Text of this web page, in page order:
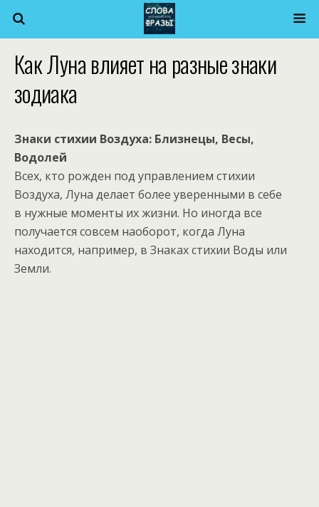
Как Луна влияет на разные знаки
зодиака
Знаки стихии Воздуха: Близнецы, Весы,
Водолей
Всех, кто рожден под управлением стихии
Воздуха, Луна делает более уверенными в себе
в нужные моменты их жизни. Но иногда все
получается совсем наоборот, когда Луна
находится, например, в Знаках стихии Воды или
Земли.